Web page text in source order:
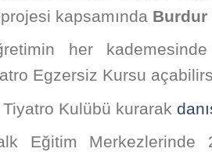
projesi kapsamında Burdur
her
Egzersiz Kursu
Tiyatro Kulübü kurarak
Eğitim Merkezlerinde